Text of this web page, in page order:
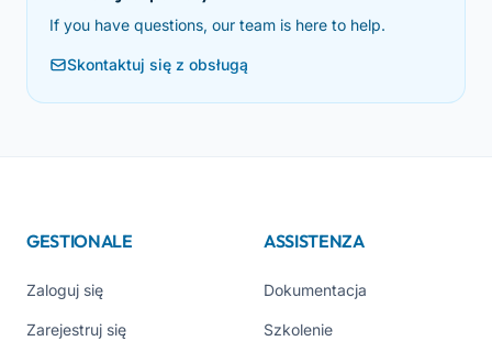
If you have questions, our team is here to help.
Skontaktuj się z obsługą
GESTIONALE
Zaloguj się
Zarejestruj się
ASSISTENZA
Dokumentacja
Szkolenie